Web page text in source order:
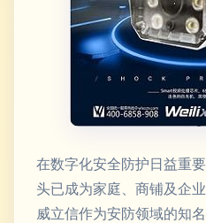
在数字化安全防护日益重
头已成为家庭、商铺及企
威立信作为安防领域的知